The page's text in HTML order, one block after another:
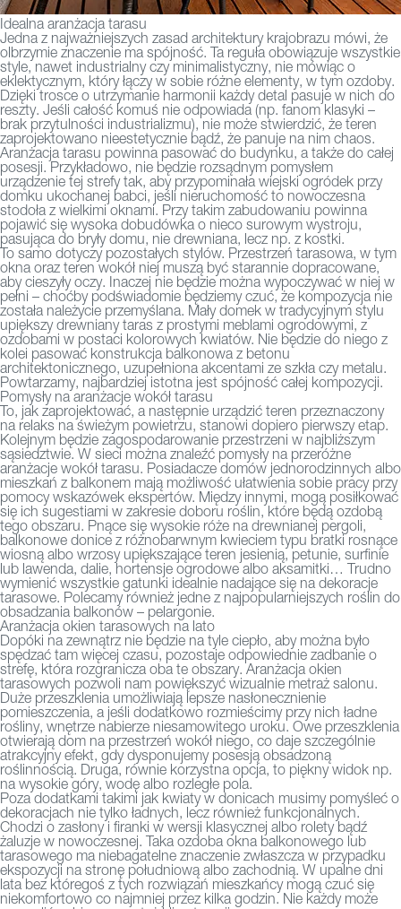
Idealna aranżacja tarasu
Jedna z najważniejszych zasad architektury krajobrazu mówi, że
olbrzymie znaczenie ma spójność. Ta reguła obowiązuje wszystkie
style, nawet industrialny czy minimalistyczny, nie mówiąc o
eklektycznym, który łączy w sobie różne elementy, w tym ozdoby.
Dzięki trosce o utrzymanie harmonii każdy detal pasuje w nich do
reszty. Jeśli całość komuś nie odpowiada (np. fanom klasyki –
brak przytulności industrializmu), nie może stwierdzić, że teren
zaprojektowano nieestetycznie bądź, że panuje na nim chaos.
Aranżacja tarasu powinna pasować do budynku, a także do całej
posesji. Przykładowo, nie będzie rozsądnym pomysłem
urządzenie tej strefy tak, aby przypominała wiejski ogródek przy
domku ukochanej babci, jeśli nieruchomość to nowoczesna
stodoła z wielkimi oknami. Przy takim zabudowaniu powinna
pojawić się wysoka dobudówka o nieco surowym wystroju,
pasująca do bryły domu, nie drewniana, lecz np. z kostki.
To samo dotyczy pozostałych stylów. Przestrzeń tarasowa, w tym
okna oraz teren wokół niej muszą być starannie dopracowane,
aby cieszyły oczy. Inaczej nie będzie można wypoczywać w niej w
pełni – choćby podświadomie będziemy czuć, że kompozycja nie
została należycie przemyślana. Mały domek w tradycyjnym stylu
upiększy drewniany taras z prostymi meblami ogrodowymi, z
ozdobami w postaci kolorowych kwiatów. Nie będzie do niego z
kolei pasować konstrukcja balkonowa z betonu
architektonicznego, uzupełniona akcentami ze szkła czy metalu.
Powtarzamy, najbardziej istotna jest spójność całej kompozycji.
Pomysły na aranżacje wokół tarasu
To, jak zaprojektować, a następnie urządzić teren przeznaczony
na relaks na świeżym powietrzu, stanowi dopiero pierwszy etap.
Kolejnym będzie zagospodarowanie przestrzeni w najbliższym
sąsiedztwie. W sieci można znaleźć pomysły na przeróżne
aranżacje wokół tarasu. Posiadacze domów jednorodzinnych albo
mieszkań z balkonem mają możliwość ułatwienia sobie pracy przy
pomocy wskazówek ekspertów. Między innymi, mogą posiłkować
się ich sugestiami w zakresie doboru roślin, które będą ozdobą
tego obszaru. Pnące się wysokie róże na drewnianej pergoli,
balkonowe donice z różnobarwnym kwieciem typu bratki rosnące
wiosną albo wrzosy upiększające teren jesienią, petunie, surfinie
lub lawenda, dalie, hortensje ogrodowe albo aksamitki… Trudno
wymienić wszystkie gatunki idealnie nadające się na dekoracje
tarasowe. Polecamy również jedne z najpopularniejszych roślin do
obsadzania balkonów – pelargonie.
Aranżacja okien tarasowych na lato
Dopóki na zewnątrz nie będzie na tyle ciepło, aby można było
spędzać tam więcej czasu, pozostaje odpowiednie zadbanie o
strefę, która rozgranicza oba te obszary. Aranżacja okien
tarasowych pozwoli nam powiększyć wizualnie metraż salonu.
Duże przeszklenia umożliwiają lepsze nasłonecznienie
pomieszczenia, a jeśli dodatkowo rozmieścimy przy nich ładne
rośliny, wnętrze nabierze niesamowitego uroku. Owe przeszklenia
otwierają dom na przestrzeń wokół niego, co daje szczególnie
atrakcyjny efekt, gdy dysponujemy posesją obsadzoną
roślinnością. Druga, równie korzystna opcja, to piękny widok np.
na wysokie góry, wodę albo rozległe pola.
Poza dodatkami takimi jak kwiaty w donicach musimy pomyśleć o
dekoracjach nie tylko ładnych, lecz również funkcjonalnych.
Chodzi o zasłony i firanki w wersji klasycznej albo rolety bądź
żaluzje w nowoczesnej. Taka ozdoba okna balkonowego lub
tarasowego ma niebagatelne znaczenie zwłaszcza w przypadku
ekspozycji na stronę południową albo zachodnią. W upalne dni
lata bez któregoś z tych rozwiązań mieszkańcy mogą czuć się
niekomfortowo co najmniej przez kilka godzin. Nie każdy może